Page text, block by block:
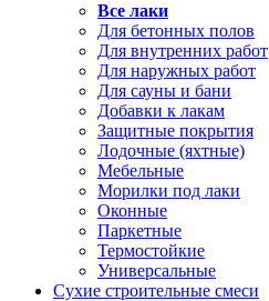
Все лаки
Для бетонных полов
Для внутренних работ
Для наружных работ
Для сауны и бани
Добавки к лакам
Защитные покрытия
Лодочные (яхтные)
Мебельные
Морилки под лаки
Оконные
Паркетные
Термостойкие
Универсальные
Сухие строительные смеси